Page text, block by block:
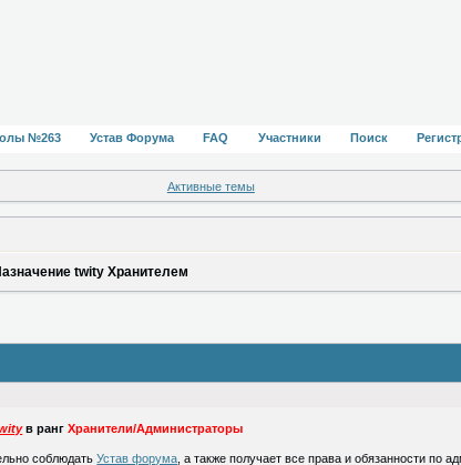
№263 Устав Форума FAQ Участники Поиск
Активные темы
twity Хранителем
в рангХранители/Администраторы
соблюдатьУстав форума , а также получает все права и обязанности по